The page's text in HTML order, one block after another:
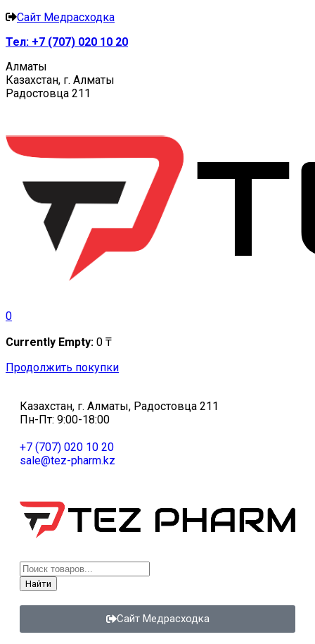
Сайт Медрасходка
Тел: +7 (707) 020 10 20
Алматы
Казахстан, г. Алматы
Радостовца 211
0
Currently Empty: 0 ₸
Продолжить покупки
Казахстан, г. Алматы, Радостовца 211
Пн-Пт: 9:00-18:00
+7 (707) 020 10 20
sale@tez-pharm.kz
Найти
Сайт Медрасходка